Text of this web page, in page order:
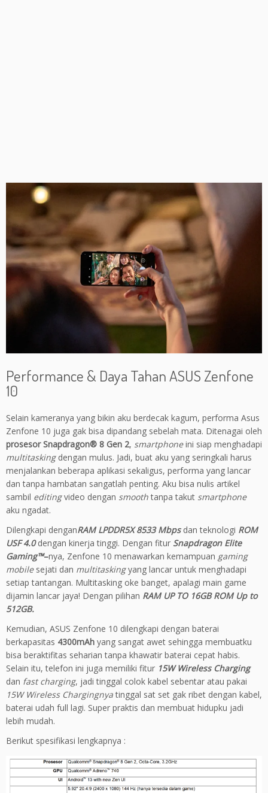
Performance & Daya Tahan ASUS Zenfone
10
Selain kameranya yang bikin aku berdecak kagum, performa Asus
Zenfone 10 juga gak bisa dipandang sebelah mata. Ditenagai oleh
prosesor Snapdragon® 8 Gen 2, smartphoneini siap menghadapi
multitaskingdengan mulus. Jadi, buat aku yang seringkali harus
menjalankan beberapa aplikasi sekaligus, performa yang lancar
dan tanpa hambatan sangatlah penting. Aku bisa nulis artikel
sambil editingvideo dengan smoothtanpa takut smartphone
aku ngadat.
Dilengkapi denganRAM LPDDR5X 8533 Mbps danteknologi ROM
USF 4.0dengan kinerja tinggi. Dengan fitur Snapdragon Elite
Gaming™–nya, Zenfone 10 menawarkan kemampuan gaming
mobile sejati dan multitaskingyang lancar untuk menghadapi
setiap tantangan. Multitasking oke banget, apalagi main game
dijamin lancar jaya! Dengan pilihan RAM UP TO 16GB ROM Up to
512GB.
Kemudian, ASUS Zenfone 10 dilengkapi dengan baterai
berkapasitas 4300mAh yang sangat awet sehingga membuatku
bisa beraktifitas seharian tanpa khawatir baterai cepat habis.
Selain itu, telefon ini juga memiliki fitur 15W Wireless Charging
dan fast charging, jadi tinggal colok kabel sebentar atau pakai
15W Wireless Chargingnyatinggal sat set gak ribet dengan kabel,
baterai udah full lagi. Super praktis dan membuat hidupku jadi
lebih mudah.
Berikut spesifikasi lengkapnya :